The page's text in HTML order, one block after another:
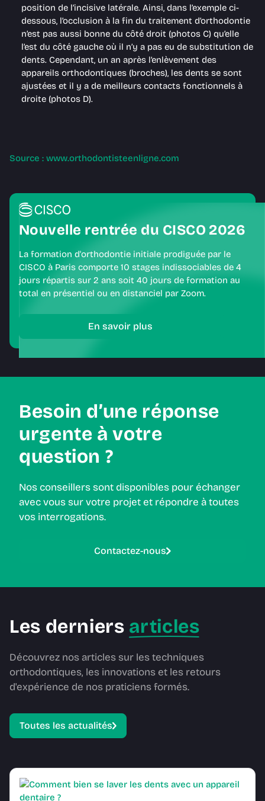
position de l’incisive latérale. Ainsi, dans l’exemple ci-
dessous, l’occlusion à la fin du traitement d’orthodontie
n’est pas aussi bonne du côté droit (photos C) qu’elle
l’est du côté gauche où il n’y a pas eu de substitution de
dents. Cependant, un an après l’enlèvement des
appareils orthodontiques (broches), les dents se sont
ajustées et il y a de meilleurs contacts fonctionnels à
droite (photos D).
Source : www.orthodontisteenligne.com
Nouvelle rentrée du CISCO 2026
La formation d'orthodontie initiale prodiguée par le
CISCO à Paris comporte 10 stages indissociables de 4
jours répartis sur 2 ans soit 40 jours de formation au
total en présentiel ou en distanciel par Zoom.​
En savoir plus
Besoin d’une réponse
urgente à votre
question ?
Nos conseillers sont disponibles pour échanger
avec vous sur votre projet et répondre à toutes
vos interrogations.
Contactez-nous
Les derniers articles
Découvrez nos articles sur les techniques
orthodontiques, les innovations et les retours
d'expérience de nos praticiens formés.
Toutes les actualités